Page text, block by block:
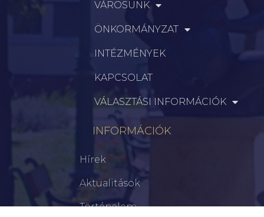
VÁROSUNK
ÖNKORMÁNYZAT
INTÉZMÉNYEK
KAPCSOLAT
VÁLASZTÁSI INFORMÁCIÓK
INFORMÁCIÓK
Hírek
Aktualitások
Történelem